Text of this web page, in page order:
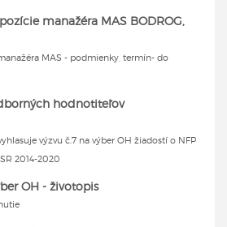
manažéra MAS BODROG,
MAS - podmienky, termín- do
hodnotiteľov
výzvu č.7 na výber OH žiadostí o NFP
2014-2020
OH - životopis